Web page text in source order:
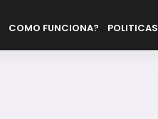
COMO FUNCIONA? POLITICAS